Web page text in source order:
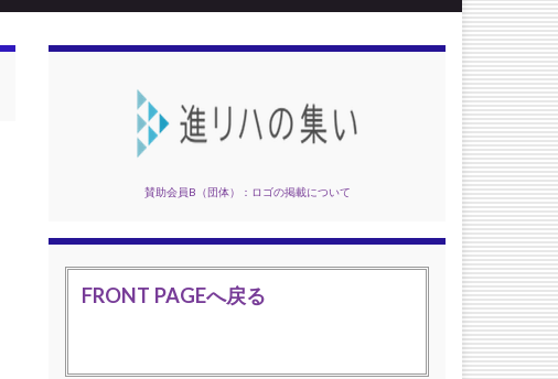
賛助会員B（団体）：ロゴの掲載について
FRONT PAGEへ戻る